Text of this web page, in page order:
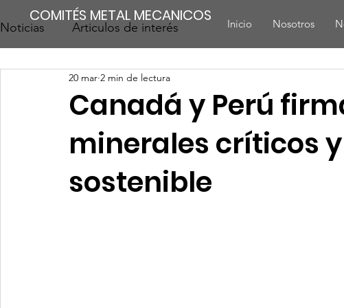
COMITÉS METAL MECANICOS Inicio Nosotros
Noticias Articulos de interés
Canadá y Perú
minerales críticos
sostenible
20 mar 2 min de lectura